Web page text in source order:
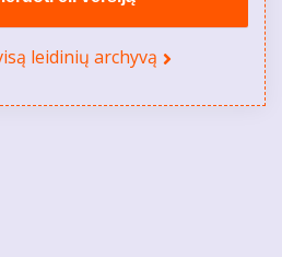
leidinių archyvą